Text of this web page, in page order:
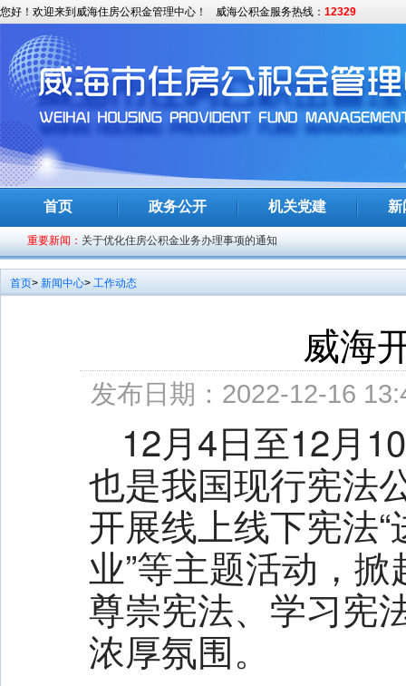
您好！欢迎来到威海住房公积金管理中心！ 威海公积金服务热线： 12329
首页 政务公开 机关党建 新
重要新闻：
关于《威海市灵活就业人员住房公积金缴存使用管理办法》（征求
关于优化住房公积金业务办理事项的通知
市委全面深化改革委员会召开第二十二次会议
李强主持召开国务院常务会议 贯彻落实习近平总书记关于防汛救灾
全市统筹发展和安全工作推进会召开
首页> 新闻中心> 工作动态
威海
发布日期：2022-12-16
12月4日至12月
也是我国现行宪法
开展线上线下宪法“
业”等主题活动，
尊崇宪法、学习宪
浓厚氛围。